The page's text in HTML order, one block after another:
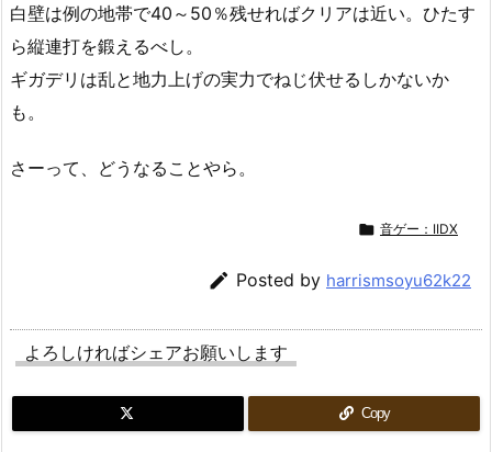
白壁は例の地帯で40～50％残せればクリアは近い。ひたす
ら縦連打を鍛えるべし。
ギガデリは乱と地力上げの実力でねじ伏せるしかないか
も。
さーって、どうなることやら。
 音ゲー：IIDX
 Posted by harrismsoyu62k22
よろしければシェアお願いします
Copy